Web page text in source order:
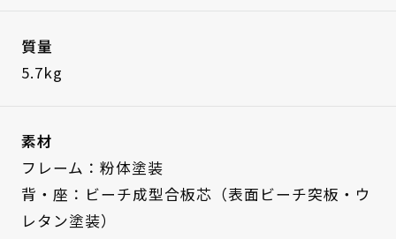
質量
5.7kg
素材
フレーム：粉体塗装
背・座：ビーチ成型合板芯（表面ビーチ突板・ウ
レタン塗装）